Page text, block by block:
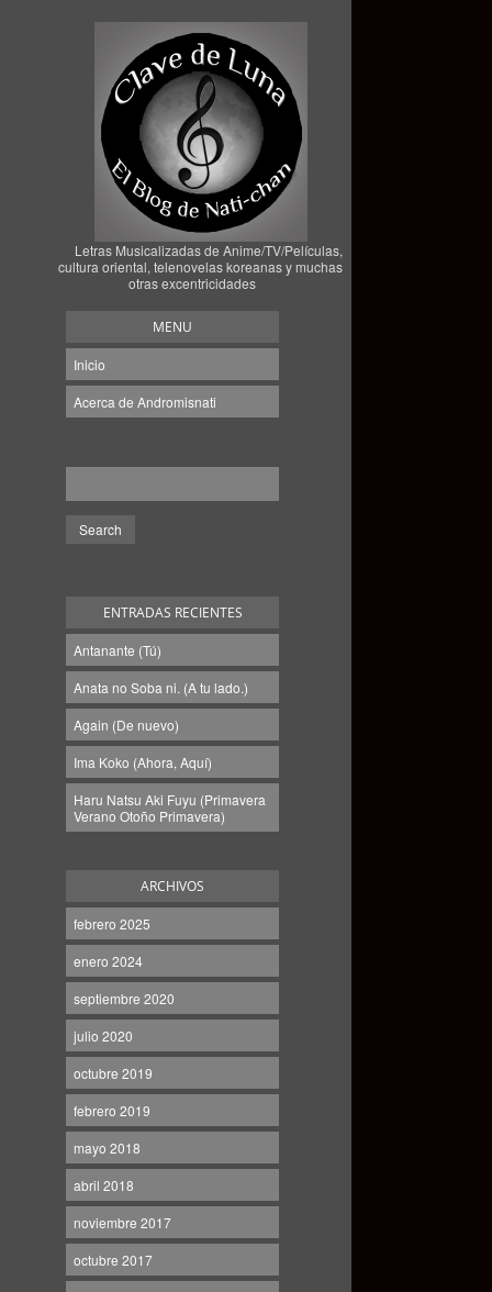
Letras Musicalizadas de Anime/TV/Películas,
cultura oriental, telenovelas koreanas y muchas
otras excentricidades
MENU
Inicio
Acerca de Andromisnati
ENTRADAS RECIENTES
Antanante (Tú)
Anata no Soba ni. (A tu lado.)
Again (De nuevo)
Ima Koko (Ahora, Aquí)
Haru Natsu Aki Fuyu (Primavera
Verano Otoño Primavera)
ARCHIVOS
febrero 2025
enero 2024
septiembre 2020
julio 2020
octubre 2019
febrero 2019
mayo 2018
abril 2018
noviembre 2017
octubre 2017